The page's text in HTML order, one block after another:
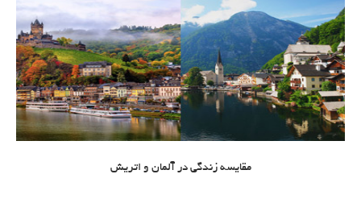
مقایسه زندگی در آلمان و اتریش